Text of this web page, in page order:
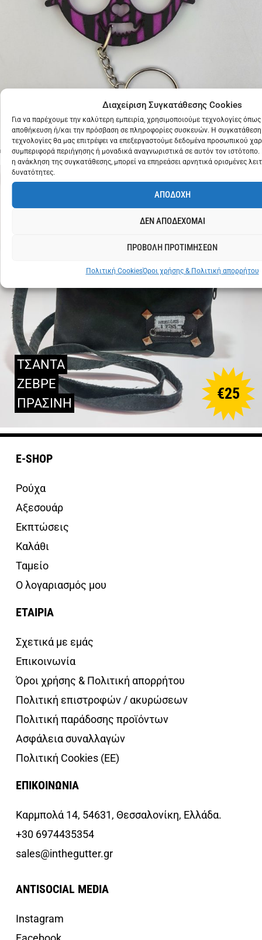
Διαχείριση Συγκατάθεσης Cookies
Για να παρέχουμε την καλύτερη εμπειρία, χρησιμοποιούμε τεχνολογίες
αποθήκευση ή/και την πρόσβαση σε πληροφορίες συσκευών. Η συγκατάθεση
τεχνολογίες θα μας επιτρέψει να επεξεργαστούμε δεδομένα προσωπικού
συμπεριφορά περιήγησης ή μοναδικά αναγνωριστικά σε αυτόν τον
η ανάκληση της συγκατάθεσης, μπορεί να επηρεάσει αρνητικά ορισμένες
δυνατότητες.
ΑΠΟΔΟΧΗ
ΔΕΝ ΑΠΟΔΕΧΟΜΑΙ
ΠΡΟΒΟΛΗ ΠΡΟΤΙΜΗΣΕΩΝ
Πολιτική CookiesΌροι χρήσης & Πολιτική απορρήτου
KEYCHAIN
ZEBRA PURPLE
€10
ΤΣΑΝΤΑ
ΖΕΒΡΕ
ΠΡΑΣΙΝΗ
€25
E-SHOP
Ρούχα
Αξεσουάρ
Εκπτώσεις
Καλάθι
Ταμείο
Ο λογαριασμός μου
ΕΤΑΙΡΙΑ
Σχετικά με εμάς
Επικοινωνία
Όροι χρήσης & Πολιτική απορρήτου
Πολιτική επιστροφών / ακυρώσεων
Πολιτική παράδοσης προϊόντων
Ασφάλεια συναλλαγών
Πολιτική Cookies (ΕΕ)
ΕΠΙΚΟΙΝΩΝΙΑ
Καρμπολά 14, 54631, Θεσσαλονίκη, Ελλάδα.
+30 6974435354
sales@inthegutter.gr
ANTISOCIAL MEDIA
Instagram